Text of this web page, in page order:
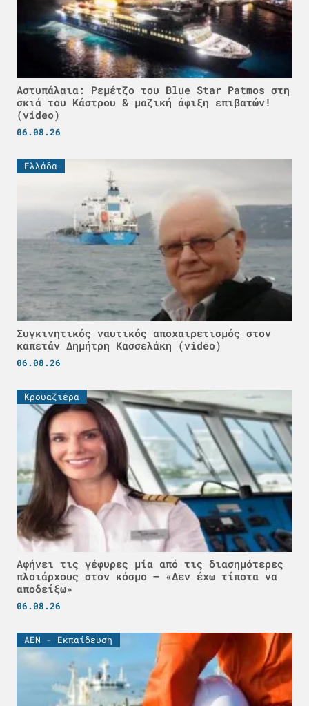
Αστυπάλαια: Ρεμέτζο του Blue Star Patmos στη
σκιά του Κάστρου & μαζική άφιξη επιβατών!
(video)
06.08.26
Ελλάδα
Συγκινητικός ναυτικός αποχαιρετισμός στον
καπετάν Δημήτρη Κασσελάκη (video)
06.08.26
Κρουαζιέρα
Αφήνει τις γέφυρες μία από τις διασημότερες
πλοιάρχους στον κόσμο – «Δεν έχω τίποτα να
αποδείξω»
06.08.26
ΑΕΝ - Εκπαίδευση